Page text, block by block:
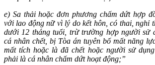
e) Sa thải hoặc đơn phương chấm dứt hợp
với lao động nữ vì lý do kết hôn, có thai, nghỉ
dưới 12 tháng tuổi, trừ trường hợp người sử
cá nhân chết, bị Tòa án tuyên bố mất năng
mất tích hoặc là đã chết hoặc người sử
phải là cá nhân chấm dứt hoạt động;”